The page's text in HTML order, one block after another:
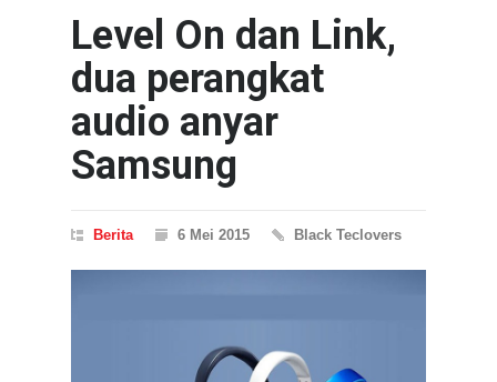
Level On dan Link,
dua perangkat
audio anyar
Samsung
Berita 6 Mei 2015 Black Teclovers